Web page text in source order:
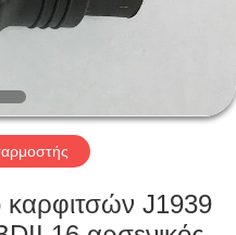
καρφιτσών J1939